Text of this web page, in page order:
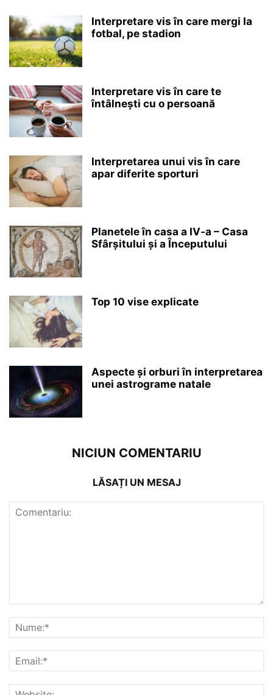
Interpretare vis în care mergi la
fotbal, pe stadion
Interpretare vis în care te
întâlnești cu o persoană
Interpretarea unui vis în care
apar diferite sporturi
Planetele în casa a IV-a – Casa
Sfârșitului și a Începutului
Top 10 vise explicate
Aspecte și orburi în interpretarea
unei astrograme natale
NICIUN COMENTARIU
LĂSAȚI UN MESAJ